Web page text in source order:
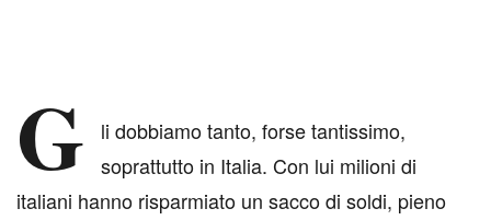
G
li dobbiamo tanto, forse tantissimo,
soprattutto in Italia. Con lui milioni di
italiani hanno risparmiato un sacco di soldi, pieno